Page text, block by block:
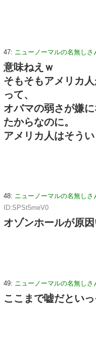
47: ニューノーマルの名無しさ
意味ねえｗ
そもそもアメリカ
って、
オバマの弱さが嫌
たからなのに。
アメリカ人はそう
48: ニューノーマルの名無しさ
ID:SPSt5meV0
オゾンホールが原
49: ニューノーマルの名無しさ
ここまで嘘だとい